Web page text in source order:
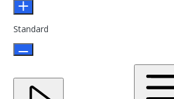
Standard